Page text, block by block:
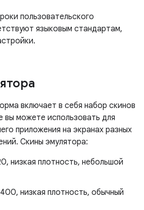
пользовательского
языковым стандартам,
включает в себя набор скинов
вы можете использовать для
приложения на экранах разных
Скины эмулятора:
низкая плотность, небольшой
низкая плотность, обычный